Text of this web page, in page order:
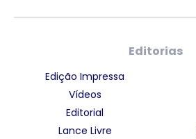
Editorias
Edição Impressa
Vídeos
Editorial
Lance Livre